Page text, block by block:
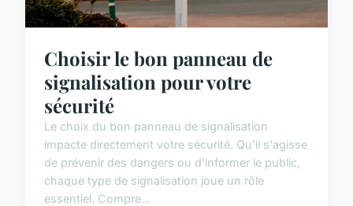
Choisir le bon panneau de
signalisation pour votre
sécurité
Le choix du bon panneau de signalisation
impacte directement votre sécurité. Qu'il s'agisse
de prévenir des dangers ou d'informer le public,
chaque type de signalisation joue un rôle
essentiel. Compre...